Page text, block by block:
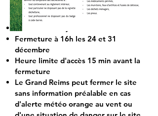
Fermeture les jours fériés
Fermeture à 16h les 24 et 31
décembre
Heure limite d'accès 15 min avant la
fermeture
Le Grand Reims peut fermer le site
sans information préalable en cas
d'alerte météo orange au vent ou